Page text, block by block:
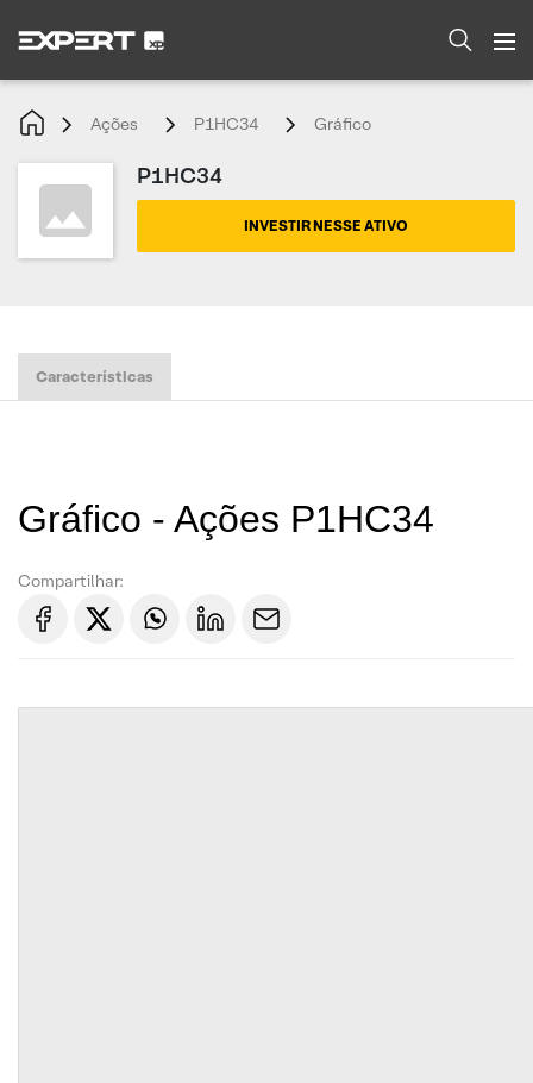
Ações P1HC34 Gráfico
P1HC34
INVESTIR NESSE ATIVO
Características
Gráfico - Ações P1HC34
Compartilhar: